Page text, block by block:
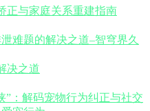
正与家庭关系重建指南
决之道